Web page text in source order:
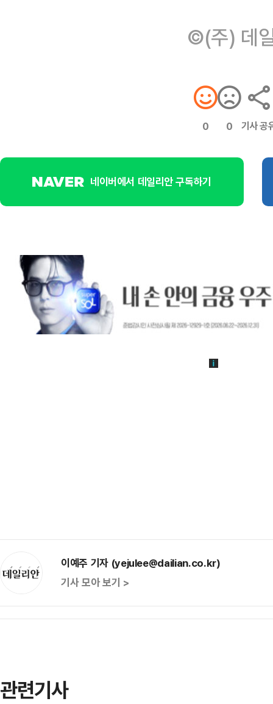
©(주) 데
0 0 기사 공
네이버에서 데일리안 구독하기
이예주 기자 (yejulee@dailian.co.kr)
기사 모아 보기 >
관련기사